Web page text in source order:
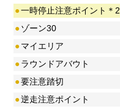
●一時停止注意ポイント＊2
●ゾーン30
●マイエリア
●ラウンドアバウト
●要注意踏切
●逆走注意ポイント